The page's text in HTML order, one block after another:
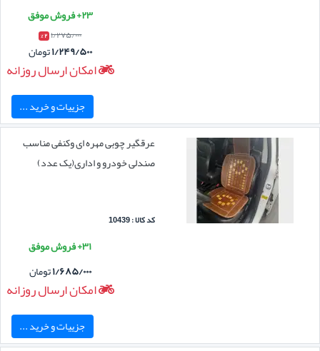
۲۳+ فروش موفق
۱/۲۷۵/۰۰۰ ۲ %
۱/۲۴۹/۵۰۰تومان
امکان ارسال روزانه
جزییات و خرید ...
عرقگیر چوبی مهره ای وکنفی مناسب
صندلی خودرو و اداری(یک عدد)
کد کالا : 10439
۳۱+ فروش موفق
۱/۶۸۵/۰۰۰تومان
امکان ارسال روزانه
جزییات و خرید ...